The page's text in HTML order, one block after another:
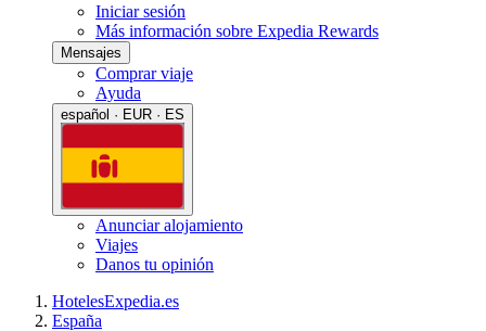
Iniciar sesión
Más información sobre Expedia Rewards
Mensajes
Comprar viaje
Ayuda
español · EUR · ES
Anunciar alojamiento
Viajes
Danos tu opinión
HotelesExpedia.es
España